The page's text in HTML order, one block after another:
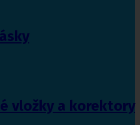
vložky a korektory